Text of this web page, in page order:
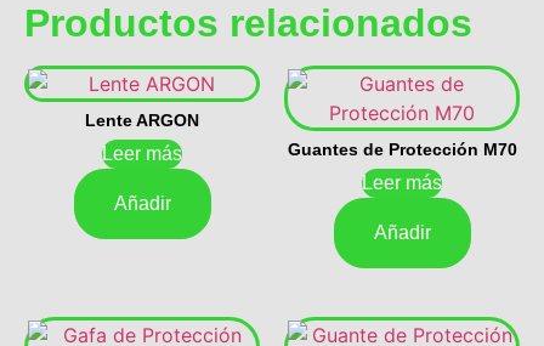
Productos relacionados
Lente ARGON
Leer más
Añadir
Guantes de Protección M70
Leer más
Añadir